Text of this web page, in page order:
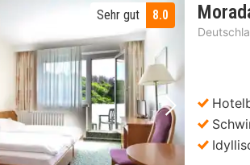
Bild Nächstes
8.0
Sehr gut